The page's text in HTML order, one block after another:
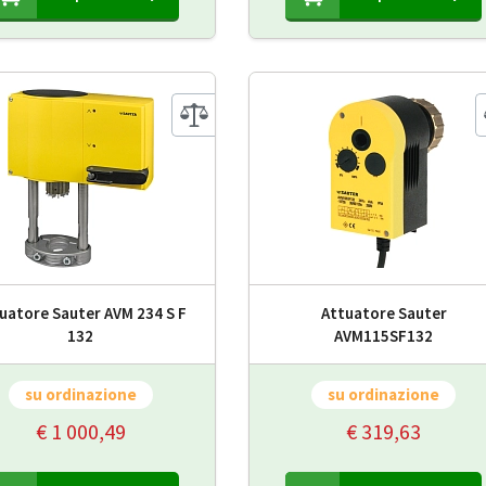
Sauter AVM 234 S F
132
su ordinazione
€ 1 000,49
Attuatore Sauter
AVM115SF132
su ordinazione
€ 319,63